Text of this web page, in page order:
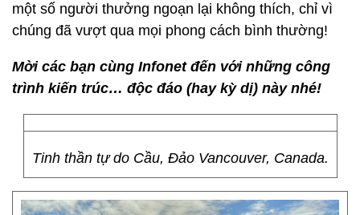
một số người thưởng ngoạn lại không thích, chỉ vì
chúng đã vượt qua mọi phong cách bình thường!
Mời các bạn cùng Infonet đến với những công
trình kiến trúc… độc đáo (hay kỳ dị) này nhé!
Tinh thần tự do Cầu, Đảo Vancouver, Canada.